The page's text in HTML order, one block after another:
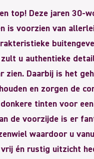
top! Deze jaren 30-
is voorzien van
zult u authentieke
zien. Daarbij is het
en zorgen de
tinten voor
de voorzijde is er
waardoor u
én rustig uitzicht